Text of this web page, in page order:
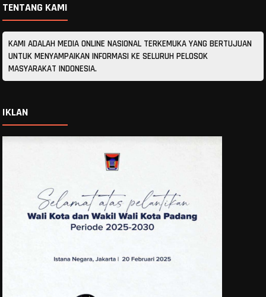
TENTANG KAMI
KAMI ADALAH MEDIA ONLINE NASIONAL TERKEMUKA YANG BERTUJUAN
UNTUK MENYAMPAIKAN INFORMASI KE SELURUH PELOSOK
MASYARAKAT INDONESIA.
IKLAN